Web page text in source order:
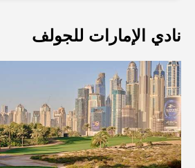
المدارس القريبة من نخلة جميرا: دليل
- Green Living, Scenic Routes
and a Smarter Metro Network
أفضل المقاهي في دبي بإطلالة
الرائع والمناظر الطبيعية الساحرة
نادي الإمارات للجولف